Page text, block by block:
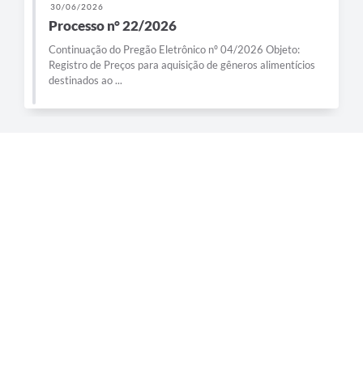
30/06/2026
Processo n° 22/2026
Continuação do Pregão Eletrônico nº 04/2026 Objeto:
Registro de Preços para aquisição de gêneros alimentícios
destinados ao ...